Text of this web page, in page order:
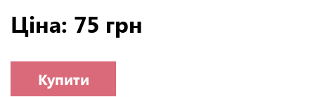
Ціна: 75 грн
Купити